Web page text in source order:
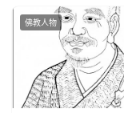
佛教人物